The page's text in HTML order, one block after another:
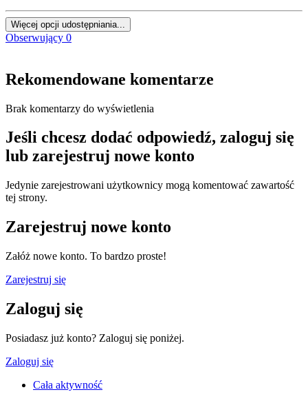
Więcej opcji udostępniania...
Obserwujący 0
Rekomendowane komentarze
Brak komentarzy do wyświetlenia
Jeśli chcesz dodać odpowiedź, zaloguj się
lub zarejestruj nowe konto
Jedynie zarejestrowani użytkownicy mogą komentować zawartość
tej strony.
Zarejestruj nowe konto
Załóż nowe konto. To bardzo proste!
Zarejestruj się
Zaloguj się
Posiadasz już konto? Zaloguj się poniżej.
Zaloguj się
Cała aktywność